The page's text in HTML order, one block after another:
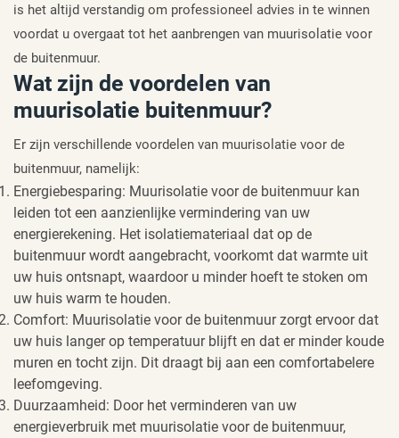
is het altijd verstandig om professioneel advies in te winnen
voordat u overgaat tot het aanbrengen van muurisolatie voor
de buitenmuur.
Wat zijn de voordelen van
muurisolatie buitenmuur?
Er zijn verschillende voordelen van muurisolatie voor de
buitenmuur, namelijk:
Energiebesparing: Muurisolatie voor de buitenmuur kan
leiden tot een aanzienlijke vermindering van uw
energierekening. Het isolatiemateriaal dat op de
buitenmuur wordt aangebracht, voorkomt dat warmte uit
uw huis ontsnapt, waardoor u minder hoeft te stoken om
uw huis warm te houden.
Comfort: Muurisolatie voor de buitenmuur zorgt ervoor dat
uw huis langer op temperatuur blijft en dat er minder koude
muren en tocht zijn. Dit draagt bij aan een comfortabelere
leefomgeving.
Duurzaamheid: Door het verminderen van uw
energieverbruik met muurisolatie voor de buitenmuur,